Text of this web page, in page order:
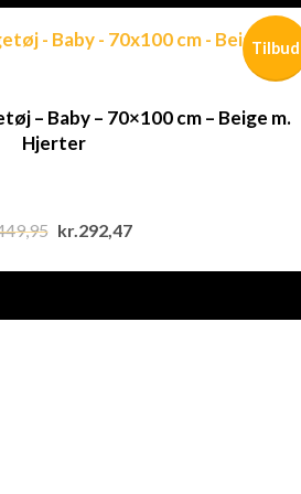
kr.649,95. kr.389,97.
Tilbud
– Baby – 70×100 cm – Beige m.
Hjerter
Original
kr.449,95.
kr. 292,47Current
kr.292,47.